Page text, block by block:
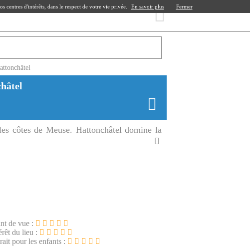
côtes de Meuse. Hattonchâtel domine la
de vue :
du lieu :
pour les enfants :
centres d'intérêts, dans le respect de votre vie privée. En savoir plus Fermer